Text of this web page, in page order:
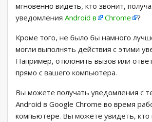
мгновенно видеть, кто звонит,
уведомления Android в Chrome ?
Кроме того, не было бы намного
могли выполнять действия с этими
Например, отклонить вызов или
прямо с вашего компьютера.
Вы можете получать уведомления с
Android в Google Chrome во время
компьютере. Вы можете увидеть, кто